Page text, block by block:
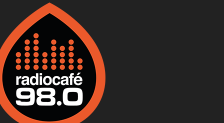
Apr 9, 2026 • 00:37:17
Apr 3, 2026 • 00:36:07